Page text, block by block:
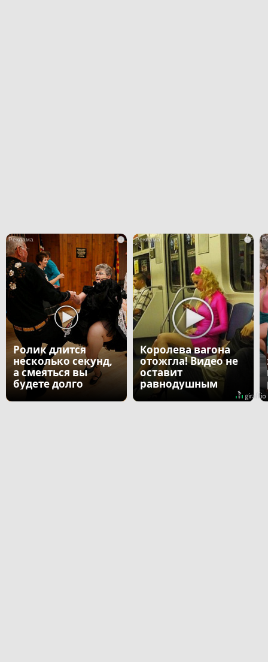
i
Ролик длится
несколько секунд,
а смеяться вы
будете долго
i
Королева вагона
отожгла! Видео не
оставит
равнодушным